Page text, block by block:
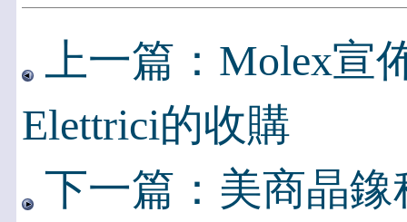
上一篇：Molex宣
Elettrici的收購
下一篇：美商晶